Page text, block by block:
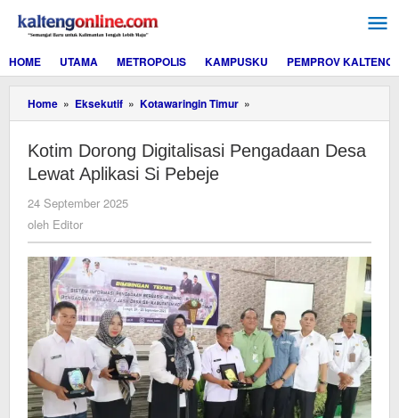
konten
HOME
UTAMA METROPOLIS KAMPUSKU PEMPROV KALTENG
Home » Eksekutif » Kotawaringin Timur »
Dorong
Pengadaan
Kotim Dorong Digitalisasi Pengadaan Desa
Lewat Aplikasi Si Pebeje
24 September 2025
oleh Editor